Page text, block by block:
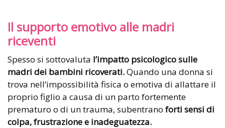
Il supporto emotivo alle madri
riceventi
Spesso si sottovaluta l’impatto psicologico sulle
madri dei bambini ricoverati.Quando una donna si
trova nell’impossibilità fisica o emotiva di allattare il
proprio figlio a causa di un parto fortemente
prematuro o di un trauma, subentrano forti sensi di
colpa, frustrazione e inadeguatezza.